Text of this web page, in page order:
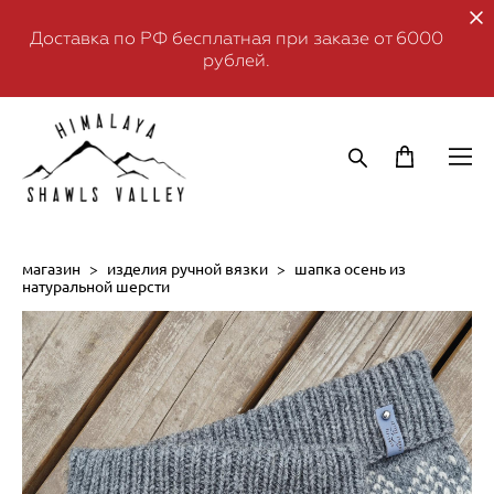
Доставка по РФ бесплатная при заказе от 6000
рублей.
магазин > изделия ручной вязки >
шапка осень из
натуральной шерсти